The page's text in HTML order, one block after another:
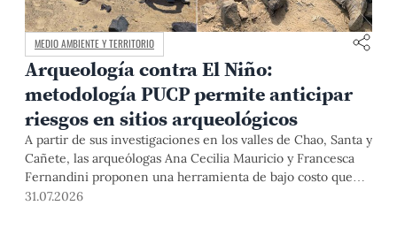
MEDIO AMBIENTE Y TERRITORIO
Arqueología contra El Niño:
metodología PUCP permite anticipar
riesgos en sitios arqueológicos
A partir de sus investigaciones en los valles de Chao, Santa y
Cañete, las arqueólogas Ana Cecilia Mauricio y Francesca
Fernandini proponen una herramienta de bajo costo que
combina datos abiertos, mapas, sistemas de información
31.07.2026